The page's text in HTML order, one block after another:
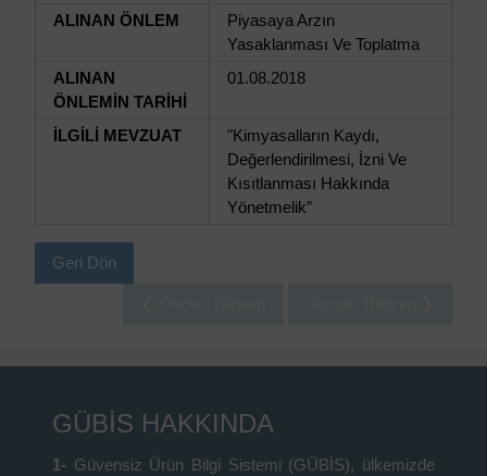
ALINAN ÖNLEM
Piyasaya Arzın
Yasaklanması Ve Toplatma
ALINAN
ÖNLEMİN TARİHİ
01.08.2018
İLGİLİ MEVZUAT
"Kimyasalların Kaydı,
Değerlendirilmesi, İzni Ve
Kısıtlanması Hakkında
Yönetmelik”
Geri Dön
GÜBİS HAKKINDA
1- Güvensiz Ürün Bilgi Sistemi (GÜBİS), ülkemizde